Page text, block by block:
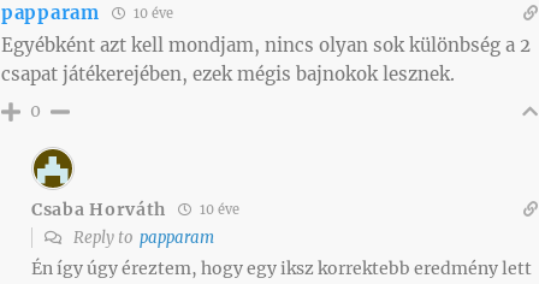
papparam 10 éve
Egyébként azt kell mondjam, nincs olyan sok különbség a 2
csapat játékerejében, ezek mégis bajnokok lesznek.
0
Csaba Horváth 10 éve
Reply to papparam
Én így úgy éreztem, hogy egy iksz korrektebb eredmény lett